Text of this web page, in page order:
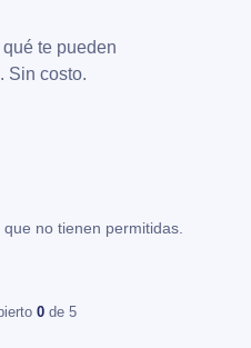
te pueden
Sin costo.
no tienen permitidas.
0 de 5